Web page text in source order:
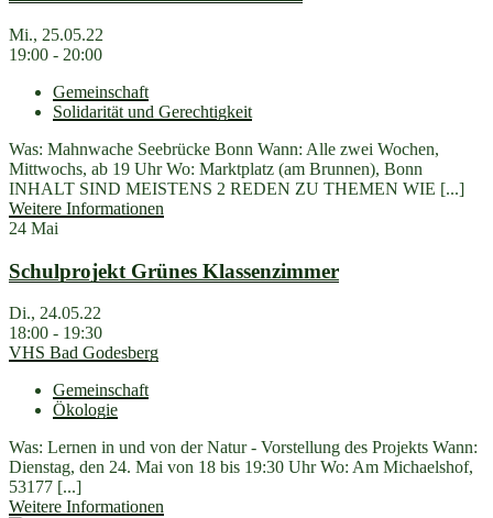
Mi., 25.05.22
19:00 - 20:00
Gemeinschaft
Solidarität und Gerechtigkeit
Was: Mahnwache Seebrücke Bonn Wann: Alle zwei Wochen,
Mittwochs, ab 19 Uhr Wo: Marktplatz (am Brunnen), Bonn
INHALT SIND MEISTENS 2 REDEN ZU THEMEN WIE [...]
Weitere Informationen
24 Mai
Schulprojekt Grünes Klassenzimmer
Di., 24.05.22
18:00 - 19:30
VHS Bad Godesberg
Gemeinschaft
Ökologie
Was: Lernen in und von der Natur - Vorstellung des Projekts Wann:
Dienstag, den 24. Mai von 18 bis 19:30 Uhr Wo: Am Michaelshof,
53177 [...]
Weitere Informationen